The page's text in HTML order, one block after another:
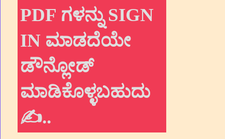
PDF ಗಳನ್ನು SIGN
IN ಮಾಡದೆಯೇ
ಡೌನ್ಲೋಡ್
ಮಾಡಿಕೊಳ್ಳಬಹುದು
✍..